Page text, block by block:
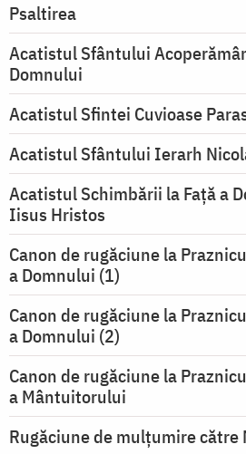
Psaltirea
Acatistul Sfântului
Domnului
Acatistul Sfintei Cuvioase
Acatistul Sfântului Ierarh
Acatistul Schimbării la Faţă a
Iisus Hristos
Canon de rugăciune la
a Domnului (1)
Canon de rugăciune la
a Domnului (2)
Canon de rugăciune la
a Mântuitorului
Rugăciune de mulţumire către